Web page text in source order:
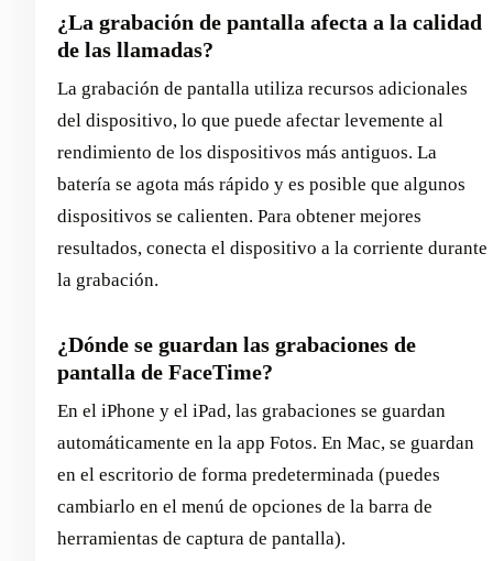
¿La grabación de pantalla afecta a la calidad
de las llamadas?
La grabación de pantalla utiliza recursos adicionales
del dispositivo, lo que puede afectar levemente al
rendimiento de los dispositivos más antiguos. La
batería se agota más rápido y es posible que algunos
dispositivos se calienten. Para obtener mejores
resultados, conecta el dispositivo a la corriente durante
la grabación.
¿Dónde se guardan las grabaciones de
pantalla de FaceTime?
En el iPhone y el iPad, las grabaciones se guardan
automáticamente en la app Fotos. En Mac, se guardan
en el escritorio de forma predeterminada (puedes
cambiarlo en el menú de opciones de la barra de
herramientas de captura de pantalla).